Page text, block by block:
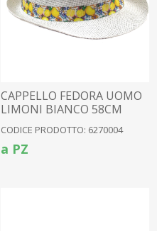
CAPPELLO FEDORA UOMO
LIMONI BIANCO 58CM
CODICE PRODOTTO: 6270004
a PZ